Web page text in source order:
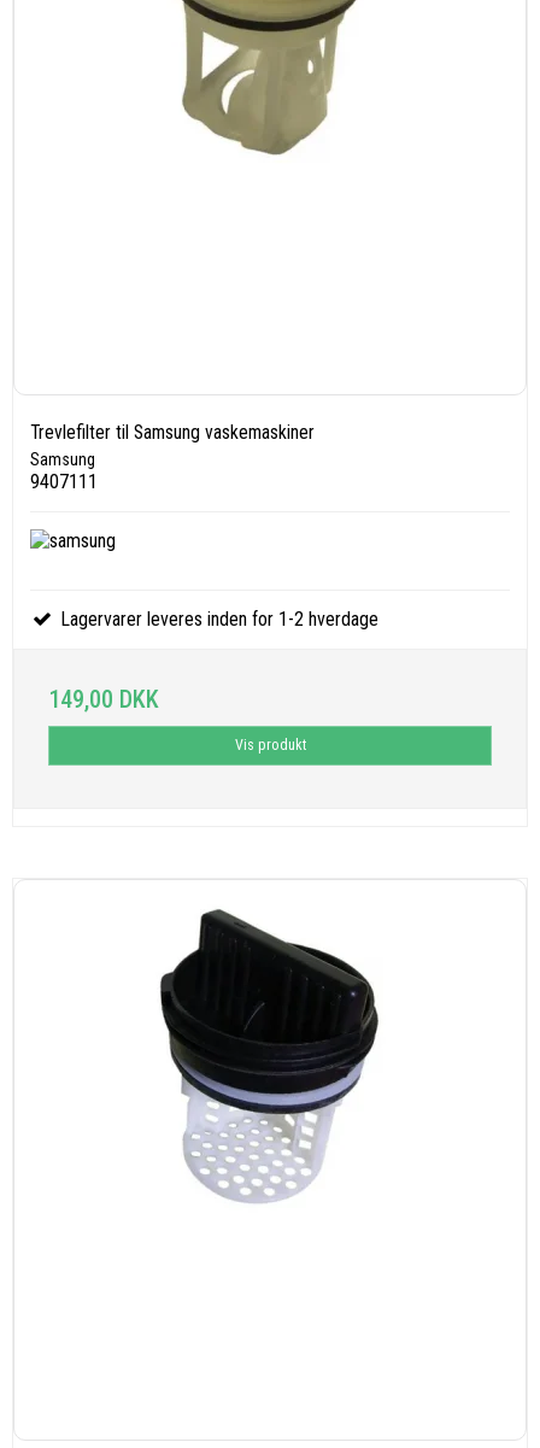
Trevlefilter til Samsung vaskemaskiner
Samsung
9407111
Lagervarer leveres inden for 1-2 hverdage
149,00 DKK
Vis produkt